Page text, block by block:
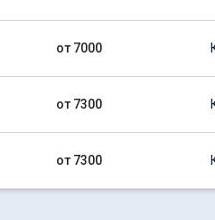
от 7000
от 7300
от 7300